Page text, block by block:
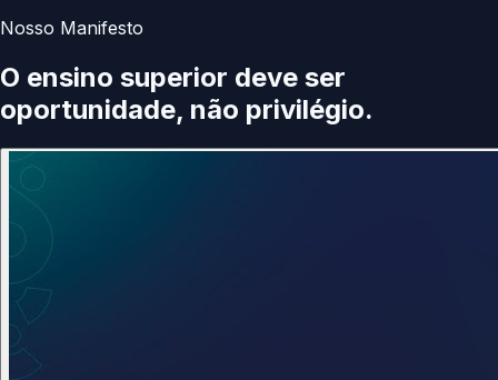
Nosso Manifesto
O ensino superior deve ser
oportunidade, não privilégio.